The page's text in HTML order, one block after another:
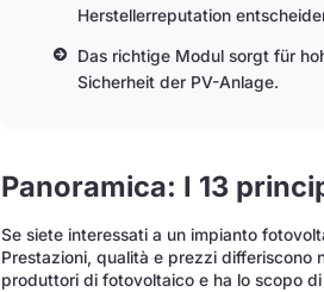
Herstellerreputation
Das richtige Modul sorgt für
Sicherheit der PV-Anlage.
Panoramica: I 13
Se siete interessati a un impianto
Prestazioni, qualità e prezzi differiscono
produttori di fotovoltaico e ha lo scopo